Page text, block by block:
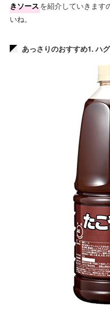
きソースを紹介していきます
いね。
あっさりのおすすめ1. ハ